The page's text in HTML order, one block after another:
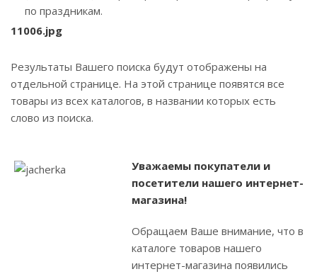
по праздникам.
11006.jpg
Результаты Вашего поиска будут отображены на
отдельной странице. На этой странице появятся все
товары из всех каталогов, в названии которых есть
слово из поиска.
Уважаемы покупатели и
посетители нашего интернет-
магазина!
Обращаем Ваше внимание, что в
каталоге товаров нашего
интернет-магазина появились